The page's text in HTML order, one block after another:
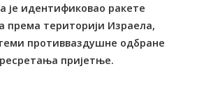
је идентификовао ракете
према територији Израела,
противваздушне одбране
пријетње.